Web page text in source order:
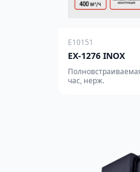
E10151
EX-1276 INOX
час, нерж.